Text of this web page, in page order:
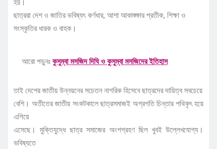
হয়।
ছাত্ররা দেশ ও জাতির ভবিষ্যৎ কর্ণধার, আশা আকাঙ্ক্ষার প্রতীক, শিক্ষা ও
সংস্কৃতির ধারক ও বাহক।
আরো পড়ুনঃকুসুম্বা মসজিদ দিঘি ও কুসুম্বা মসজিদের ইতিহাস
তাই দেশের জাতীয় উন্নয়নের সচেতন নাগরিক হিসেবে ছাত্রদের দায়িত্ব সবচেয়ে
বেশি। অতীতের জাতীয় সংকটকালে ছাত্রসমাজই অগ্রগতি চিন্তার পথিকৃৎ হয়ে
এগিয়ে
এসেছে। মুক্তিযুদ্ধে ছাত্র সমাজের অংশগ্রহণ ছিল খুবই উল্লেখযোগ্য।
ভবিষ্যতে